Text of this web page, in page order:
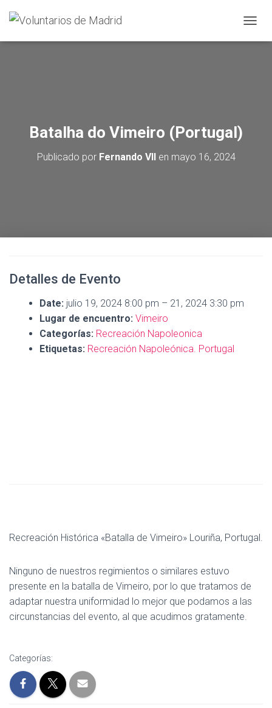
Batalha do Vimeiro (Portugal)
Publicado por Fernando VIIen mayo 16, 2024
Detalles de Evento
Date: julio 19, 2024 8:00 pm – 21, 2024 3:30 pm
Lugar de encuentro: Vimeiro
Categorías: Recreación Napoleonica
Etiquetas: Recreación Napoleónica. Portugal
Recreación Histórica «Batalla de Vimeiro» Louriña, Portugal.
Ninguno de nuestros regimientos o similares estuvo
presente en la batalla de Vimeiro, por lo que tratamos de
adaptar nuestra uniformidad lo mejor que podamos a las
circunstancias del evento, al que acudimos gratamente.
Categorías: